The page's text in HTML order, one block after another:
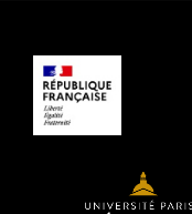
différentes
parties
exposition,
(commissariat
les artistes et
médiation,